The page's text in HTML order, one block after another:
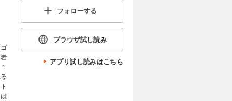
フォローする
ブラウザ試し読み
アプリ試し読みはこちら